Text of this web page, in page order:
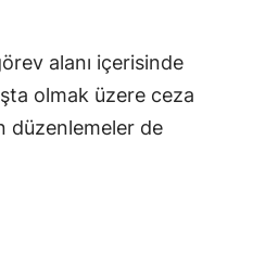
alanı içerisinde
olmak üzere ceza
düzenlemeler de